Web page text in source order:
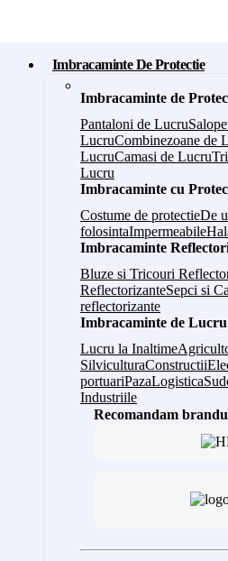
Imbracaminte De Protectie
Imbracaminte de
Pantaloni de Lucru
LucruCombinezoane de
LucruCamasi de Lucru
Lucru
Imbracaminte cu
Costume de protectieDe
folosintaImpermeabile
Imbracaminte
Bluze si Tricouri
ReflectorizanteSepci si
reflectorizante
Imbracaminte de
Lucru la Inaltime
SilviculturaConstructii
portuariPazaLogistica
Industriile
Recomandam